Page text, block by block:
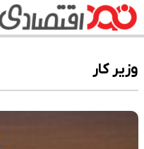
وزیر کار